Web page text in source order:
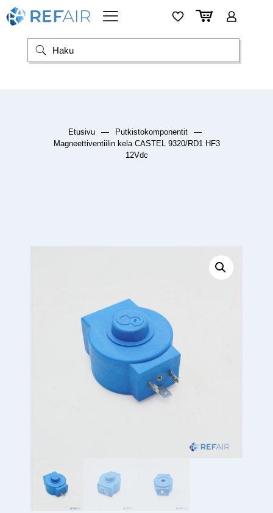
Etusivu — Putkistokomponentit
—
Magneettiventiilin kela CASTEL 9320/RD1 HF3
12Vdc